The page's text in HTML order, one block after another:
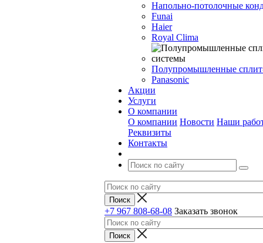
Напольно-потолочные
Funai
Haier
Royal Clima
Полупромышленные
Panasonic
Акции
Услуги
О компании
О компании Новости Наши
Реквизиты
Контакты
+7 967 808-68-08 Заказать звонок